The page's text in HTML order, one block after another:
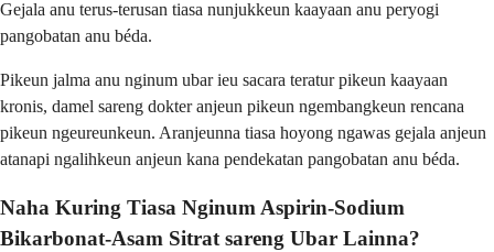
Gejala anu terus-terusan tiasa nunjukkeun kaayaan anu peryogi
pangobatan anu béda.
Pikeun jalma anu nginum ubar ieu sacara teratur pikeun kaayaan
kronis, damel sareng dokter anjeun pikeun ngembangkeun rencana
pikeun ngeureunkeun. Aranjeunna tiasa hoyong ngawas gejala anjeun
atanapi ngalihkeun anjeun kana pendekatan pangobatan anu béda.
Naha Kuring Tiasa Nginum Aspirin-Sodium
Bikarbonat-Asam Sitrat sareng Ubar Lainna?